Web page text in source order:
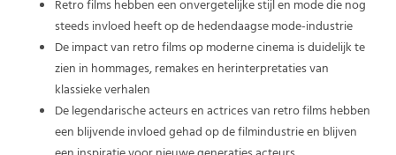
Retro films hebben een onvergetelijke stijl en mode die nog
steeds invloed heeft op de hedendaagse mode-industrie
De impact van retro films op moderne cinema is duidelijk te
zien in hommages, remakes en herinterpretaties van
klassieke verhalen
De legendarische acteurs en actrices van retro films hebben
een blijvende invloed gehad op de filmindustrie en blijven